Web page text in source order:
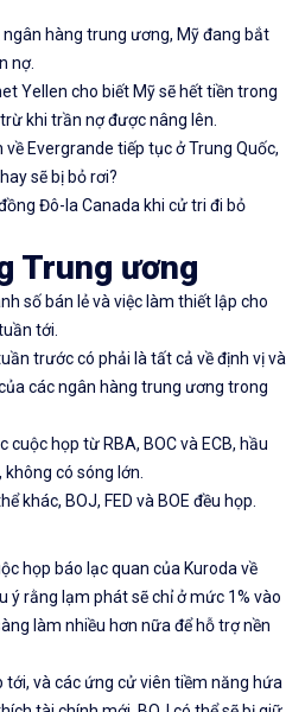
ngân hàng trung ương, Mỹ đang bắt
nợ.
Yellen cho biết Mỹ sẽ hết tiền trong
khi trần nợ được nâng lên.
về Evergrande tiếp tục ở Trung Quốc,
sẽ bị bỏ rơi?
Đô-la Canada khi cử tri đi bỏ
Trung ương
số bán lẻ và việc làm thiết lập cho
tới.
trước có phải là tất cả về định vị và
các ngân hàng trung ương trong
cuộc họp từ RBA, BOC và ECB, hầu
không có sóng lớn.
khác, BOJ, FED và BOE đều họp.
họp báo lạc quan của Kuroda về
ý rằng lạm phát sẽ chỉ ở mức 1% vào
làm nhiều hơn nữa để hỗ trợ nền
tới, và các ứng cử viên tiềm năng hứa